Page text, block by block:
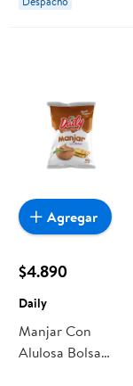
$4.890
Daily
Manjar Con
Alulosa Bolsa
Agregar